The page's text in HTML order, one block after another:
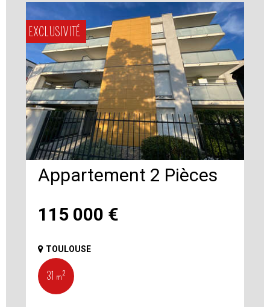
EXCLUSIVITÉ
115 000 €
Appartement 2 Pièces
TOULOUSE
31 m²